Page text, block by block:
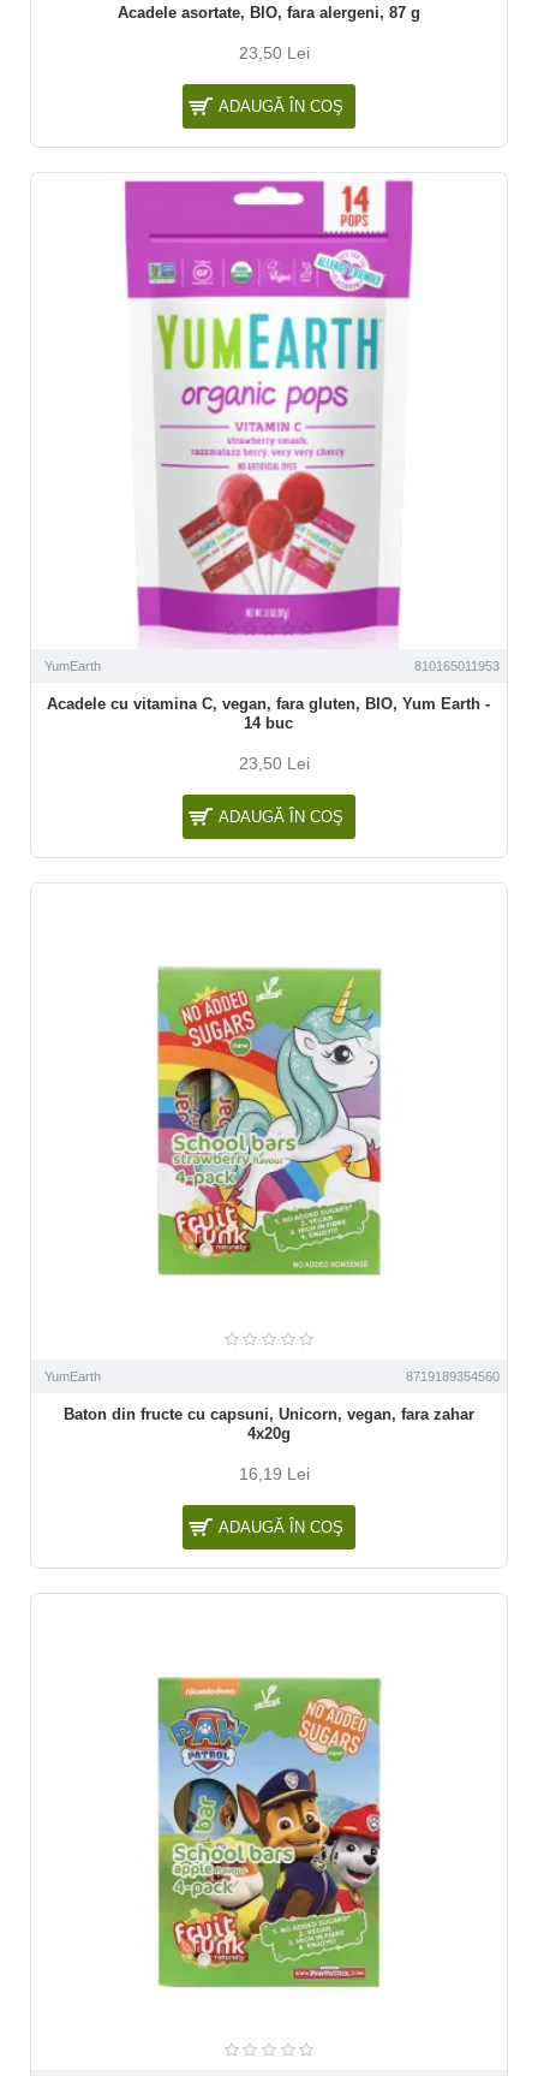
Acadele asortate, BIO, fara alergeni, 87 g
23,50 Lei
ADAUGĂ ÎN COŞ
YumEarth 810165011953
Acadele cu vitamina C, vegan, fara gluten, BIO, Yum Earth -
14 buc
23,50 Lei
ADAUGĂ ÎN COŞ
YumEarth 8719189354560
Baton din fructe cu capsuni, Unicorn, vegan, fara zahar
4x20g
16,19 Lei
ADAUGĂ ÎN COŞ